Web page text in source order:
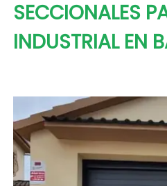
SECCIONALES
INDUSTRIAL EN